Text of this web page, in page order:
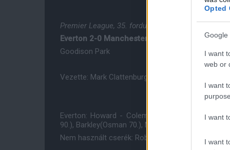
Opted
Google
I want
web or
I want
I want
I want
Premier League, 35. forduló
Everton 2-0 Manchester United
Goodison Park
Vezette: Mark Clattenburg
Everton: Howard - Coleman, Distin(Alcaraz 46.),
90.), Barkley(Osman 70.), Naismith - Lukaku
Nem használt cserék: Robles, Hibbert, Deulofeu,